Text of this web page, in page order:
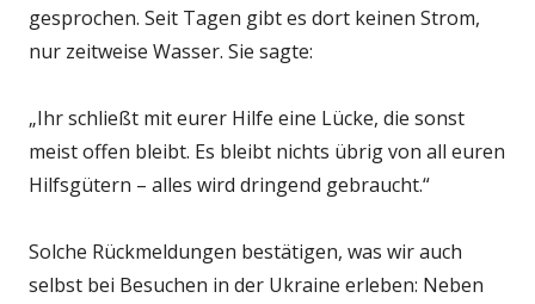
gesprochen. Seit Tagen gibt es dort keinen Strom,
nur zeitweise Wasser. Sie sagte:
„Ihr schließt mit eurer Hilfe eine Lücke, die sonst
meist offen bleibt. Es bleibt nichts übrig von all euren
Hilfsgütern – alles wird dringend gebraucht.“
Solche Rückmeldungen bestätigen, was wir auch
selbst bei Besuchen in der Ukraine erleben: Neben